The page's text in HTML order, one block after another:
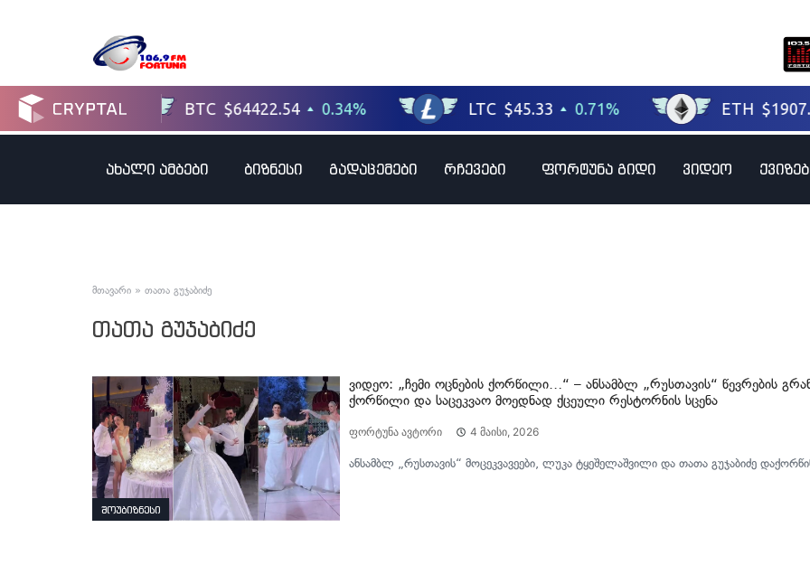
ახალი ამბები ბიზნესი გადაცემები რჩევები ფორტუნა გიდი ვიდეო
მთავარი » თათა გუჯაბიძე
თათა გუჯაბიძე
შოუბიზნესი
ვიდეო: „ჩემი ოცნების ქორწილი…“ – ანსამბლ „რუსთავის“ წევრების
ქორწილი და საცეკვაო მოედნად ქცეული რესტორნის სცენა
ფორტუნა ავტორი 4 მაისი, 2026
ანსამბლ „რუსთავის“ მოცეკვავეები, ლუკა ტყეშელაშვილი და თათა გუჯაბიძე